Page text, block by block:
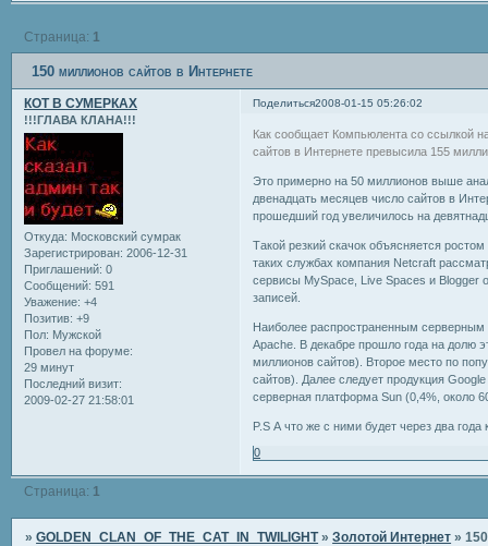
150 миллионов сайтов в Интернете
Страница: 1
Поделиться2008-01-15 05:26:02
КОТ В СУМЕРКАХ
!!!ГЛАВА КЛАНА!!!
Откуда: Московский сумрак
Зарегистрирован: 2006-12-31
Приглашений: 0
Сообщений: 591
Уважение: +4
Позитив: +9
Пол: Мужской
Провел на форуме:
29 минут
Последний визит:
2009-02-27 21:58:01
Как сообщает Компьюлента со ссылкой
сайтов в Интернете превысила 155
Это примерно на 50 миллионов выше
двенадцать месяцев число сайтов в
прошедший год увеличилось на
Такой резкий скачок объясняется
таких службах компания Netcraft
сервисы MySpace, Live Spaces и Blogger
записей.
Наиболее распространенным
Apache. В декабре прошло года на долю
миллионов сайтов). Второе место по
сайтов). Далее следует продукция
серверная платформа Sun (0,4%, около
P.S А что же с ними будет через два года
0
Страница: 1
»GOLDEN_CLAN_OF_THE_CAT_IN_TWILIGHT »Золотой Интернет »